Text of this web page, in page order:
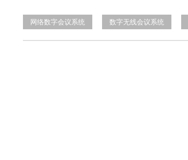
网络数字会议系统 数字无线会议系统